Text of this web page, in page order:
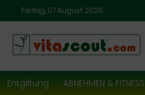
Freitag, 07.August 2026
Entgiftung ABNEHMEN & FITNESS